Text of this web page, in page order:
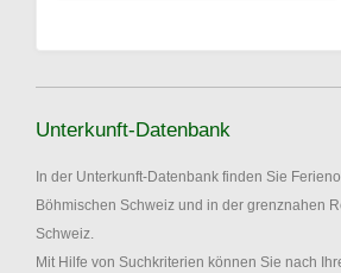
Unterkunft-Datenbank
In der Unterkunft-Datenbank finden Sie
Böhmischen Schweiz und in der grenznahen
Schweiz.
Mit Hilfe von Suchkriterien können Sie nach